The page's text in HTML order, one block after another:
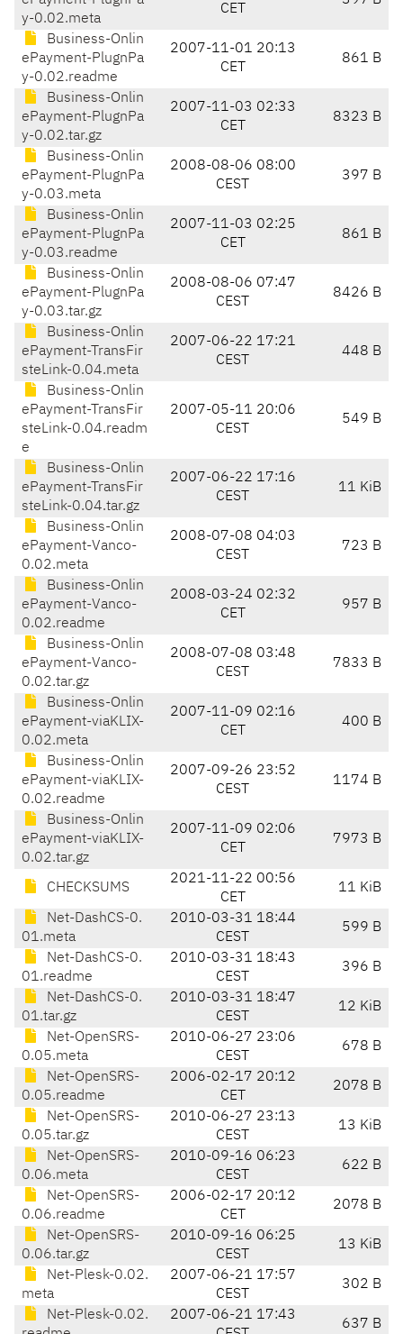
y-0.02.meta
CET
Business-Onlin
ePayment-PlugnPa
y-0.02.readme
2007-11-01 20:13
CET
861 B
Business-Onlin
ePayment-PlugnPa
y-0.02.tar.gz
2007-11-03 02:33
CET
8323 B
Business-Onlin
ePayment-PlugnPa
y-0.03.meta
2008-08-06 08:00
CEST
397 B
Business-Onlin
ePayment-PlugnPa
y-0.03.readme
2007-11-03 02:25
CET
861 B
Business-Onlin
ePayment-PlugnPa
y-0.03.tar.gz
2008-08-06 07:47
CEST
8426 B
Business-Onlin
ePayment-TransFir
steLink-0.04.meta
2007-06-22 17:21
CEST
448 B
Business-Onlin
ePayment-TransFir
steLink-0.04.readm
e
2007-05-11 20:06
CEST
549 B
Business-Onlin
ePayment-TransFir
steLink-0.04.tar.gz
2007-06-22 17:16
CEST
11 KiB
Business-Onlin
ePayment-Vanco-
0.02.meta
2008-07-08 04:03
CEST
723 B
Business-Onlin
ePayment-Vanco-
0.02.readme
2008-03-24 02:32
CET
957 B
Business-Onlin
ePayment-Vanco-
0.02.tar.gz
2008-07-08 03:48
CEST
7833 B
Business-Onlin
ePayment-viaKLIX-
0.02.meta
2007-11-09 02:16
CET
400 B
Business-Onlin
ePayment-viaKLIX-
0.02.readme
2007-09-26 23:52
CEST
1174 B
Business-Onlin
ePayment-viaKLIX-
0.02.tar.gz
2007-11-09 02:06
CET
7973 B
CHECKSUMS
2021-11-22 00:56
CET
11 KiB
Net-DashCS-0.
01.meta
2010-03-31 18:44
CEST
599 B
Net-DashCS-0.
01.readme
2010-03-31 18:43
CEST
396 B
Net-DashCS-0.
01.tar.gz
2010-03-31 18:47
CEST
12 KiB
Net-OpenSRS-
0.05.meta
2010-06-27 23:06
CEST
678 B
Net-OpenSRS-
0.05.readme
2006-02-17 20:12
CET
2078 B
Net-OpenSRS-
0.05.tar.gz
2010-06-27 23:13
CEST
13 KiB
Net-OpenSRS-
0.06.meta
2010-09-16 06:23
CEST
622 B
Net-OpenSRS-
0.06.readme
2006-02-17 20:12
CET
2078 B
Net-OpenSRS-
0.06.tar.gz
2010-09-16 06:25
CEST
13 KiB
Net-Plesk-0.02.
meta
2007-06-21 17:57
CEST
302 B
Net-Plesk-0.02.
2007-06-21 17:43
637 B